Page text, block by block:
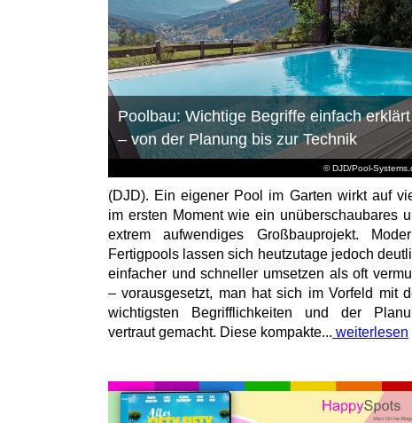
© DJD/Pool-
Poolbau: Wichtige Begriffe einfach erklärt
– von der Planung bis zur Technik
(DJD). Ein eigener Pool im Garten wirkt auf
im ersten Moment wie ein unüberschaubares
extrem aufwendiges Großbauprojekt.
Fertigpools lassen sich heutzutage jedoch
einfacher und schneller umsetzen als oft
– vorausgesetzt, man hat sich im Vorfeld mit
wichtigsten Begrifflichkeiten und der
vertraut gemacht. Diese kompakte... weiterlesen